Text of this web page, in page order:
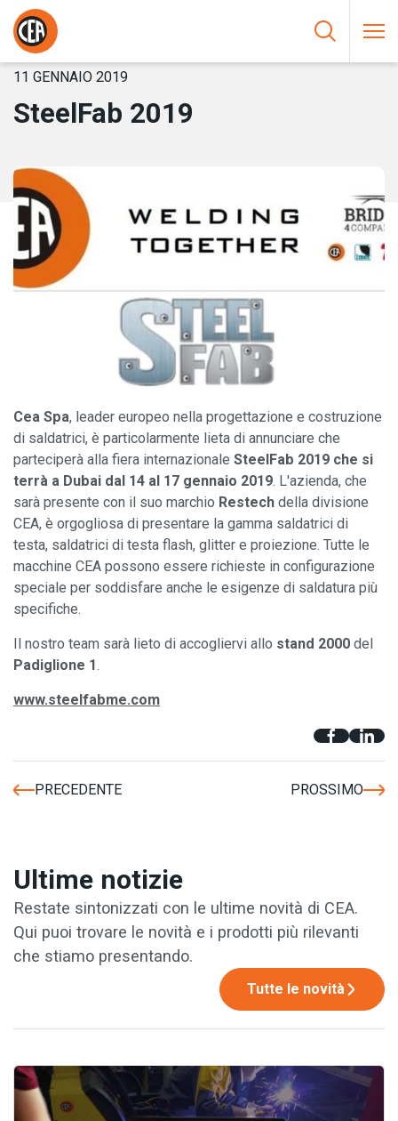
Vai al contenuto
HOME/
11 GENNAIO 2019
SteelFab 2019
Cea Spa, leader europeo nella progettazione e costruzione
di saldatrici, è particolarmente lieta di annunciare che
parteciperà alla fiera internazionale SteelFab 2019 che si
terrà a Dubai dal 14 al 17 gennaio 2019. L'azienda, che
sarà presente con il suo marchio Restech della divisione
CEA, è orgogliosa di presentare la gamma saldatrici di
testa, saldatrici di testa flash, glitter e proiezione. Tutte le
macchine CEA possono essere richieste in configurazione
speciale per soddisfare anche le esigenze di saldatura più
specifiche.
Il nostro team sarà lieto di accogliervi allo stand 2000 del
Padiglione 1.
www.steelfabme.com
PRECEDENTE PROSSIMO
Ultime notizie
Restate sintonizzati con le ultime novità di CEA.
Qui puoi trovare le novità e i prodotti più rilevanti
che stiamo presentando.
Tutte le novità